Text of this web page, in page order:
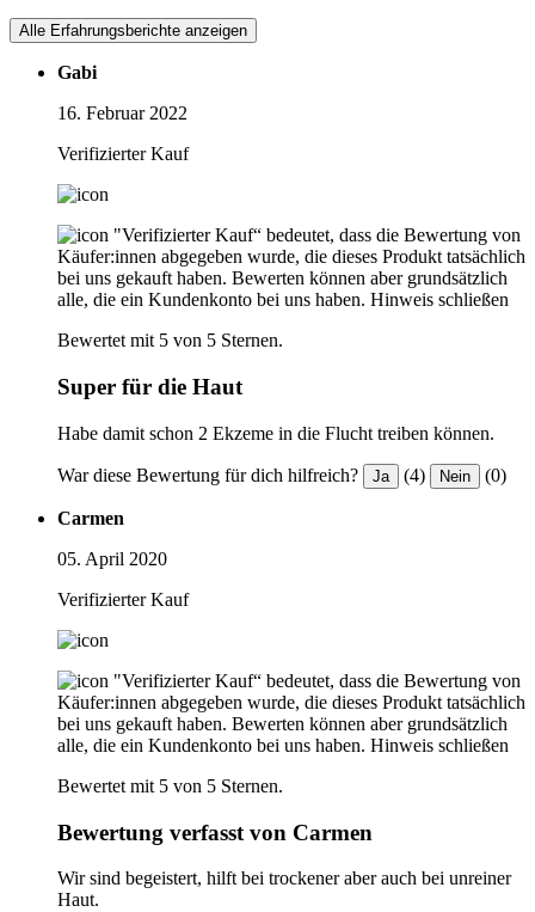
Alle Erfahrungsberichte anzeigen
Gabi
16. Februar 2022
Verifizierter Kauf
"Verifizierter Kauf“ bedeutet, dass die Bewertung von
Käufer:innen abgegeben wurde, die dieses Produkt tatsächlich
bei uns gekauft haben. Bewerten können aber grundsätzlich
alle, die ein Kundenkonto bei uns haben. Hinweis schließen
Bewertet mit 5 von 5 Sternen.
Super für die Haut
Habe damit schon 2 Ekzeme in die Flucht treiben können.
War diese Bewertung für dich hilfreich? Ja (4) Nein (0)
Carmen
05. April 2020
Verifizierter Kauf
"Verifizierter Kauf“ bedeutet, dass die Bewertung von
Käufer:innen abgegeben wurde, die dieses Produkt tatsächlich
bei uns gekauft haben. Bewerten können aber grundsätzlich
alle, die ein Kundenkonto bei uns haben. Hinweis schließen
Bewertet mit 5 von 5 Sternen.
Bewertung verfasst von Carmen
Wir sind begeistert, hilft bei trockener aber auch bei unreiner
Haut.